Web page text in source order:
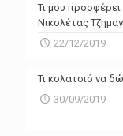
Τι μου προσφέρει
Νικολέτας
22/12/2019
Τι κολατσιό να
30/09/2019